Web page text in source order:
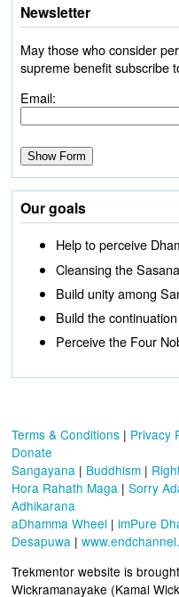
Newsletter
May those who consider
supreme benefit subscribe
Email:
Our goals
Help to perceive
Cleansing the Sasana
Build unity among
Build the
Perceive the Four
Terms & Conditions | Privacy
Donate
Sangayana | Buddhism |
Hora Rahath Maga | Sorry
Adhikarana
aDhamma Wheel | imPure
Desapuwa |
Trekmentor website is
Wickramanayake (Kamal